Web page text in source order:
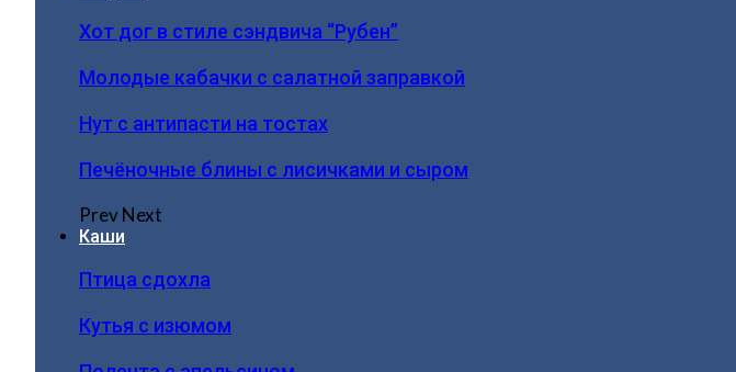
Хот дог в стиле сэндвича “Рубен”
Молодые кабачки с салатной заправкой
Нут с антипасти на тостах
Печёночные блины с лисичками и сыром
PrevNext
Каши
Птица сдохла
Кутья с изюмом